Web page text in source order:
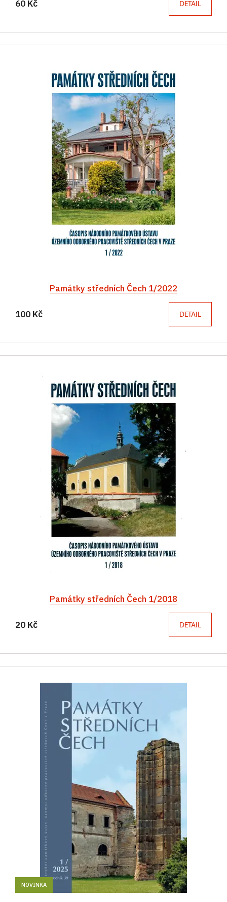
60 Kč DETAIL
Památky středních Čech 1/2022
100 Kč DETAIL
Památky středních Čech 1/2018
20 Kč DETAIL
NOVINKA